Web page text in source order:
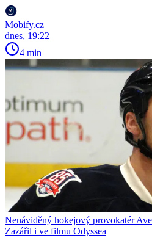
Mobify.cz
dnes, 19:22
4 min
Nenáviděný hokejový provokatér
Zazářil i ve filmu Odyssea